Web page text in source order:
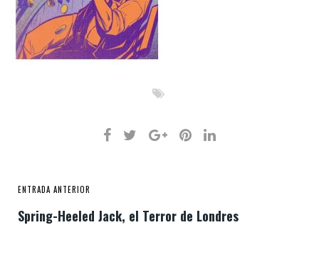
ENTRADA ANTERIOR
Spring-Heeled Jack, el Terror de Londres